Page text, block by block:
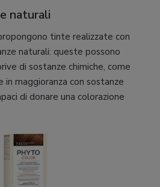
naturali
tinte realizzate con
naturali: queste possono
di sostanze chimiche, come
in maggioranza con sostanze
di donare una colorazione